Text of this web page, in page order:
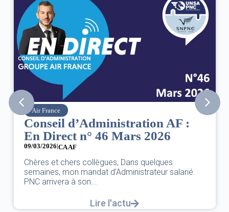
Air France
Conseil d’Administration AF :
En Direct n° 46 Mars 2026
09/03/2026|CA AF
Chères et chers collègues, Dans quelques
semaines, mon mandat d’Administrateur salarié
PNC arrivera à son...
Lire l'actu